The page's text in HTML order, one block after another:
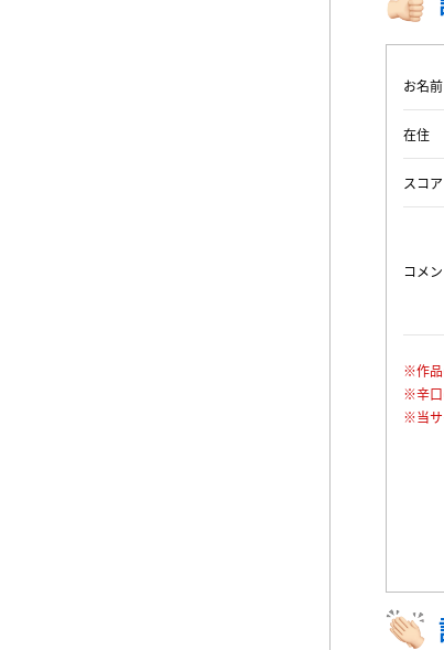
お名前
在住
スコア
コメ
※作品
※辛口
※当サ